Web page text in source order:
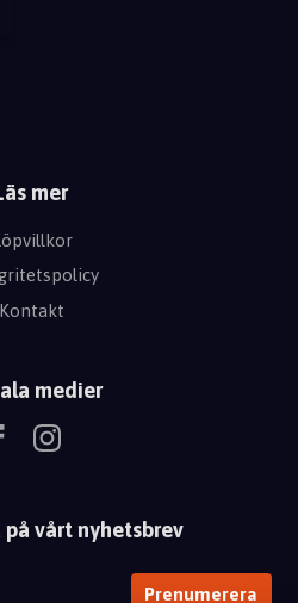
mer
Kontakt
medier
på vårt nyhetsbrev
Prenumerera